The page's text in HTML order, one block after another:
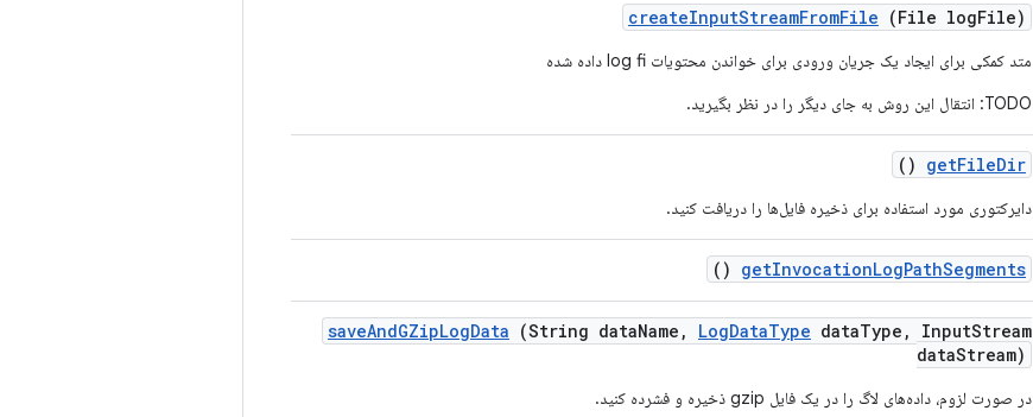
createInputStreamFromFile (File logFile)
متد کمکی برای ایجاد یک جریان ورودی برای خواندن محتویات log fi داده شده
TODO: انتقال این روش به جای دیگر را در نظر بگیرید.
getFileDir
()
دایرکتوری مورد استفاده برای ذخیره فایل‌ها را دریافت کنید.
getInvocationLogPathSegments
()
saveAndGZipLogData (String dataName , LogDataType dataType , InputStream
dataStream)
در صورت لزوم، داده‌های لاگ را در یک فایل gzip ذخیره و فشرده کنید.